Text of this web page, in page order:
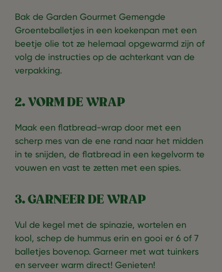
Bak de Garden Gourmet Gemengde
Groenteballetjes in een koekenpan met een
beetje olie tot ze helemaal opgewarmd zijn of
volg de instructies op de achterkant van de
verpakking.
2. VORM DE WRAP
Maak een flatbread-wrap door met een
scherp mes van de ene rand naar het midden
in te snijden, de flatbread in een kegelvorm te
vouwen en vast te zetten met een spies.
3. GARNEER DE WRAP
Vul de kegel met de spinazie, wortelen en
kool, schep de hummus erin en gooi er 6 of 7
balletjes bovenop. Garneer met wat tuinkers
en serveer warm direct! Genieten!